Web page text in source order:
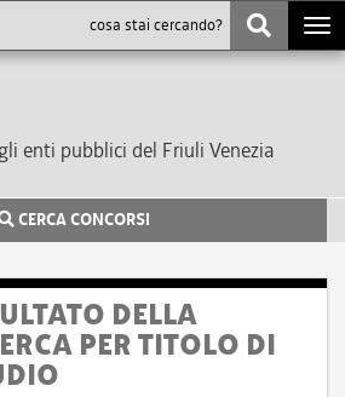
enti pubblici del Friuli Venezia
CERCA CONCORSI
DELLA
PER TITOLO DI